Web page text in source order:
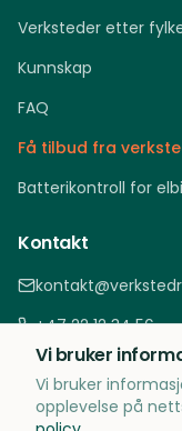
Verksteder etter
Kunnskap
FAQ
Få tilbud fra
Batterikontroll for
Kontakt
+47 22 12 34 56
Oslo, Norge
Vi bruker
Vi bruker
opplevelse på